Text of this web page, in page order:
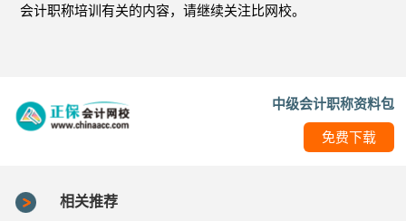
会计职称培训有关的内容，请继续关注比网校。
中级会计职称资料包
免费下载
相关推荐